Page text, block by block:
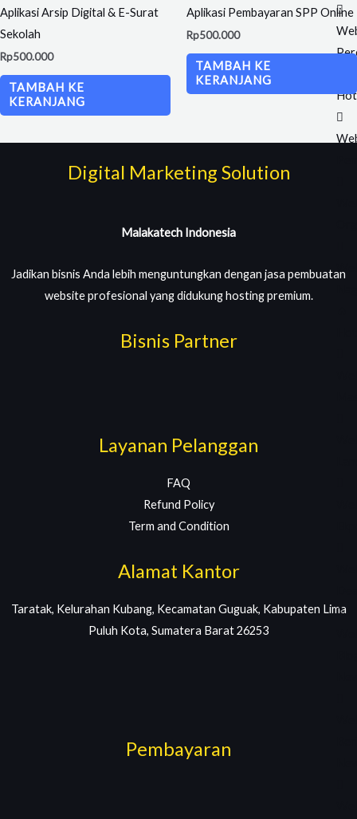
Hot
Aplikasi Arsip Digital & E-Surat
Sekolah
Rp500.000
TAMBAH KE
KERANJANG
Aplikasi Pembayaran SPP Online
Rp500.000
TAMBAH KE
KERANJANG
Digital Marketing Solution
Malakatech Indonesia
Jadikan bisnis Anda lebih menguntungkan dengan jasa pembuatan
website profesional yang didukung hosting premium.
Bisnis Partner
Layanan Pelanggan
FAQ
Refund Policy
Term and Condition
Alamat Kantor
Taratak, Kelurahan Kubang, Kecamatan Guguak, Kabupaten Lima
Puluh Kota, Sumatera Barat 26253
Pembayaran